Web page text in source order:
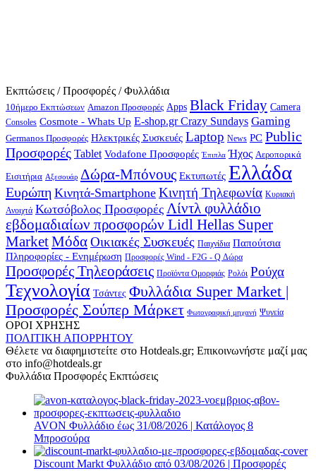
Εκπτώσεις / Προσφορές / Φυλλάδια
10ήμερο Εκπτώσεων Amazon Προσφορές Apps Black Friday Camera
Consoles Cosmote - Whats Up E-shop.gr Crazy Sundays Gaming
Germanos Προσφορές Hλεκτρικές Συσκευές Laptop News PC Public
Προσφορές Tablet Vodafone Προσφορές Έπιπλα Ήχος Αεροπορικά
Εισιτήρια Αξεσουάρ Δώρα-Μπόνους Εκτυπωτές Ελλάδα
Ευρώπη Κινητά-Smartphone Κινητή Τηλεφωνία Κυριακή
Ανοιχτά Κωτσόβολος Προσφορές Λίντλ φυλλάδιο
εβδομαδιαίων προσφορών Lidl Hellas Super
MarketΜόδαΟικιακές Συσκευές Παιχνίδια Παπούτσια
Πληροφορίες - Ενημέρωση Προσφορές Wind - F2G - Q Δώρα
Προσφορές Τηλεοράσεις Προϊόντα Ομορφιάς Ρολόι Ρούχα
Τεχνολογία Τσάντες Φυλλάδια Super Market |
Προσφορές Σούπερ Μάρκετ Φωτογραφική μηχανή Ψυγεία
ΟΡΟΙ ΧΡΗΣΗΣ
ΠΟΛΙΤΙΚΗ ΑΠΟΡΡΗΤΟΥ
Θέλετε να διαφημιστείτε στο Hotdeals.gr; Επικοινωνήστε μαζί μας
στο info@hotdeals.gr
Φυλλάδια Προσφορές Εκπτώσεις
AVON Φυλλάδιο έως 31/08/2026 | Κατάλογος 8
Μπροσούρα
Discount Markt Φυλλάδιο από 03/08/2026 | Προσφορές